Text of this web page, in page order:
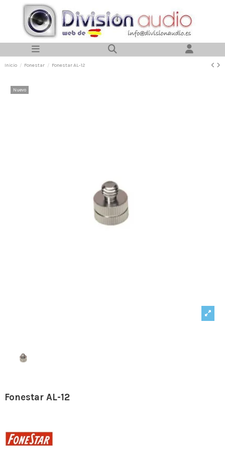
Inicio Fonestar Fonestar AL-12
Nuevo
Fonestar AL-12